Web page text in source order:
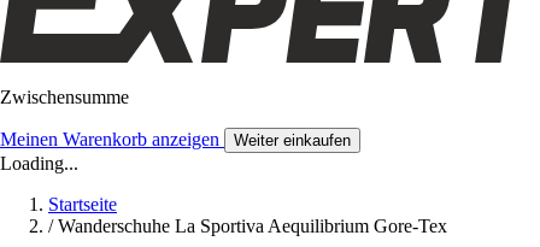
Zwischensumme
Meinen Warenkorb anzeigen Weiter einkaufen
Loading...
Startseite
/ Wanderschuhe La Sportiva Aequilibrium Gore-Tex